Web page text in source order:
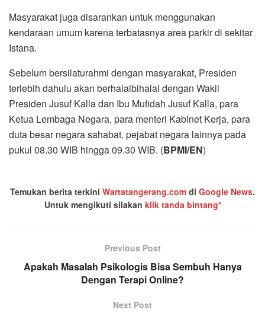
Masyarakat juga disarankan untuk menggunakan
kendaraan umum karena terbatasnya area parkir di sekitar
Istana.
Sebelum bersilaturahmi dengan masyarakat, Presiden
terlebih dahulu akan berhalalbihalal dengan Wakil
Presiden Jusuf Kalla dan Ibu Mufidah Jusuf Kalla, para
Ketua Lembaga Negara, para menteri Kabinet Kerja, para
duta besar negara sahabat, pejabat negara lainnya pada
pukul 08.30 WIB hingga 09.30 WIB. (BPMI/EN)
Temukan berita terkini Wartatangerang.com di Google News.
Untuk mengikuti silakan klik tanda bintang*
Previous Post
Apakah Masalah Psikologis Bisa Sembuh Hanya
Dengan Terapi Online?
Next Post